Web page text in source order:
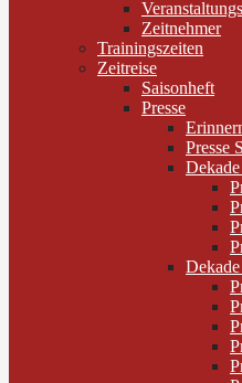
Zeitnehmer
Trainingszeiten
Zeitreise
Saisonheft
Presse
Presse